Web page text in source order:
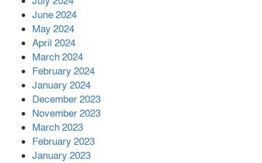
June 2024
May 2024
April 2024
March 2024
February 2024
January 2024
December 2023
November 2023
March 2023
February 2023
January 2023